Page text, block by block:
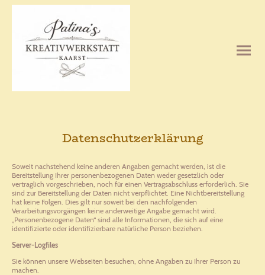
Datenschutzerklärung
Soweit nachstehend keine anderen Angaben gemacht werden, ist die
Bereitstellung Ihrer personenbezogenen Daten weder gesetzlich oder
vertraglich vorgeschrieben, noch für einen Vertragsabschluss erforderlich. Sie
sind zur Bereitstellung der Daten nicht verpflichtet. Eine Nichtbereitstellung
hat keine Folgen. Dies gilt nur soweit bei den nachfolgenden
Verarbeitungsvorgängen keine anderweitige Angabe gemacht wird.
„Personenbezogene Daten“ sind alle Informationen, die sich auf eine
identifizierte oder identifizierbare natürliche Person beziehen.
Server-Logfiles
Sie können unsere Webseiten besuchen, ohne Angaben zu Ihrer Person zu
machen.